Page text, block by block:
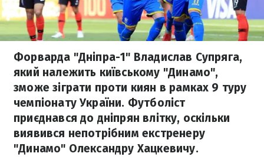
Форварда "Дніпра-1" Владислав Супряга,
який належить київському "Динамо",
зможе зіграти проти киян в рамках 9 туру
чемпіонату України. Футболіст
приєднався до дніпрян влітку, оскільки
виявився непотрібним екстренеру
"Динамо" Олександру Хацкевичу.